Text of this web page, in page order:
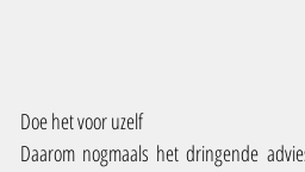
Doe het voor uzelf
Daarom nogmaals het dringende